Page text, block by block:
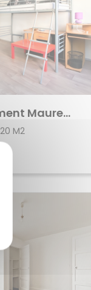
Achat Appartement Maurepas
20 M2